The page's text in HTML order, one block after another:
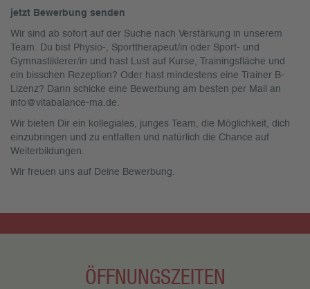
jetzt Bewerbung senden
Wir sind ab sofort auf der Suche nach Verstärkung in unserem
Team. Du bist Physio-, Sporttherapeut/in oder Sport- und
Gymnastiklerer/in und hast Lust auf Kurse, Trainingsfläche und
ein bisschen Rezeption? Oder hast mindestens eine Trainer B-
Lizenz? Dann schicke eine Bewerbung am besten per Mail an
info@vitabalance-ma.de.
Wir bieten Dir ein kollegiales, junges Team, die Möglichkeit, dich
einzubringen und zu entfalten und natürlich die Chance auf
Weiterbildungen.
Wir freuen uns auf Deine Bewerbung.
ÖFFNUNGSZEITEN